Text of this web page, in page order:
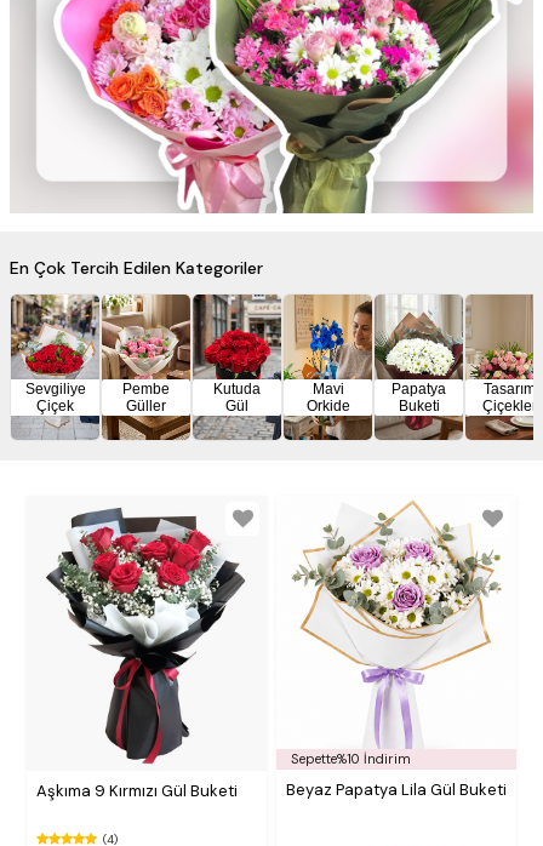
En Çok Tercih Edilen Kategoriler
Sevgiliye
Çiçek
Pembe
Güller
Kutuda
Gül
Mavi
Orkide
Papatya
Buketi
Tasarım
Çiçekler
Aşkıma 9 Kırmızı Gül Buketi
(4)
Sepette%10 İndirim
Beyaz Papatya Lila Gül Buketi